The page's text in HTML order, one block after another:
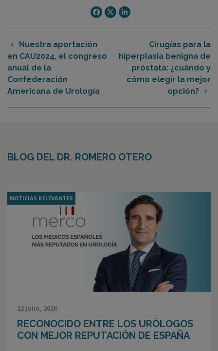
Nuestra aportación
en CAU2024, el congreso
anual de la
Confederación
Americana de Urología
Cirugías para la
hiperplasia benigna de
próstata: ¿cuándo y
cómo elegir la mejor
opción?
BLOG DEL DR. ROMERO OTERO
NOTICIAS RELEVANTES
22 julio, 2026
RECONOCIDO ENTRE LOS URÓLOGOS
CON MEJOR REPUTACIÓN DE ESPAÑA